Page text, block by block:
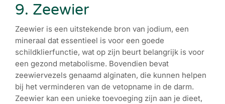
9. Zeewier
Zeewier is een uitstekende bron van jodium, een
mineraal dat essentieel is voor een goede
schildklierfunctie, wat op zijn beurt belangrijk is voor
een gezond metabolisme. Bovendien bevat
zeewiervezels genaamd alginaten, die kunnen helpen
bij het verminderen van de vetopname in de darm.
Zeewier kan een unieke toevoeging zijn aan je dieet,